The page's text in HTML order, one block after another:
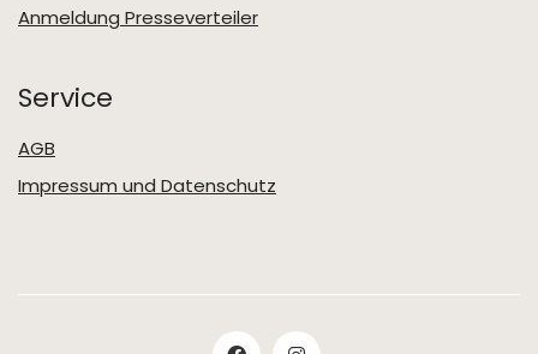
Anmeldung Presseverteiler
Service
AGB
Impressum und Datenschutz